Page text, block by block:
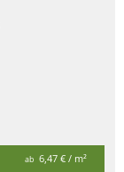
ab 6,47 € / m²